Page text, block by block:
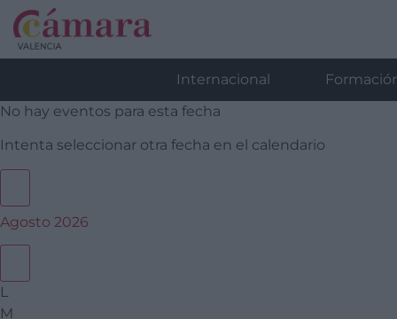
Internacional
No hay eventos para esta fecha
Intenta seleccionar otra fecha en el calendario
Agosto 2026
L
M